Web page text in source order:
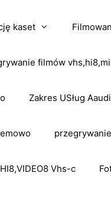
kaset
filmów
Zakres USług
Vhs-c